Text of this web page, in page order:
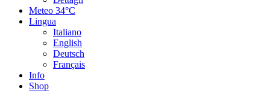
Meteo 34°C
Lingua
Italiano
English
Deutsch
Français
Info
Shop